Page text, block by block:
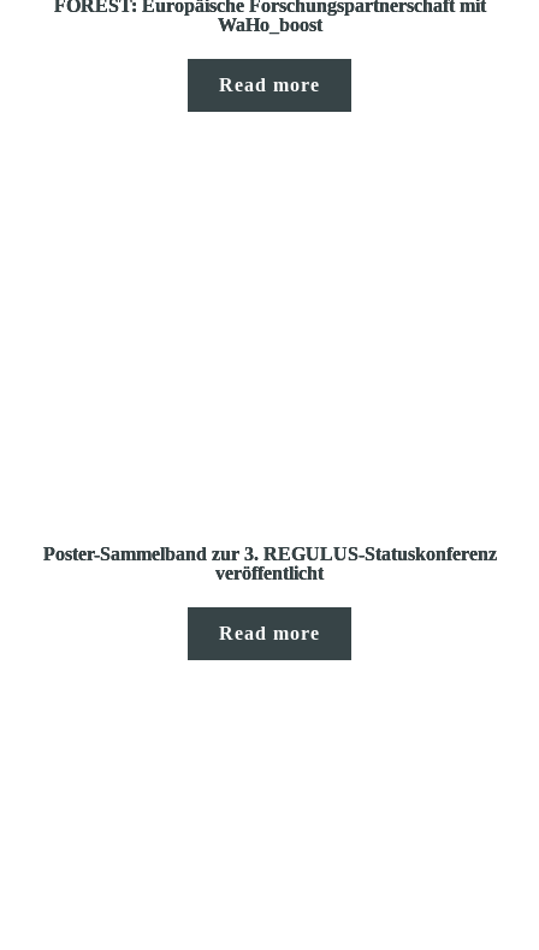
FOREST: Europäische Forschungspartnerschaft mit
WaHo_boost
Read more
Poster-Sammelband zur 3. REGULUS-Statuskonferenz
veröffentlicht
Read more